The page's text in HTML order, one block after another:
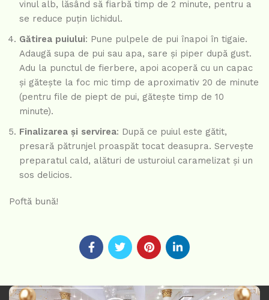
vinul alb, lăsând să fiarbă timp de 2 minute, pentru a
se reduce puțin lichidul.
Gătirea puiului: Pune pulpele de pui înapoi în tigaie.
Adaugă supa de pui sau apa, sare și piper după gust.
Adu la punctul de fierbere, apoi acoperă cu un capac
și gătește la foc mic timp de aproximativ 20 de minute
(pentru file de piept de pui, gătește timp de 10
minute).
Finalizarea și servirea: După ce puiul este gătit,
presară pătrunjel proaspăt tocat deasupra. Servește
preparatul cald, alături de usturoiul caramelizat și un
sos delicios.
Poftă bună!